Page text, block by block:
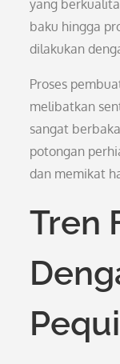
yang
baku hingga
dilakukan
Proses
melibatkan
sangat
potongan
dan memikat
Tren